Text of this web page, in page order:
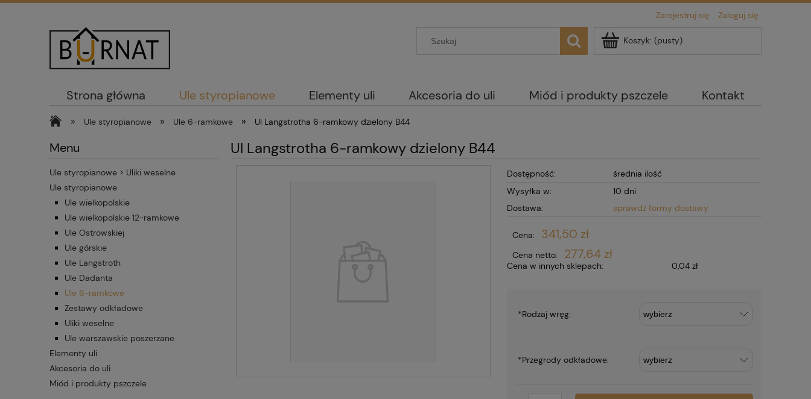
Zarejestruj się Zaloguj się
Koszyk: (pusty)
Strona główna Ule styropianowe Elementy uli Akcesoria do uli Miód i produkty pszczele Kontakt
» Ule styropianowe » Ule 6-ramkowe » Ul Langstrotha 6-ramkowy dzielony B44
Menu
Ule styropianowe > Uliki weselne
Ule styropianowe
Ule wielkopolskie
Ule wielkopolskie 12-ramkowe
Ule Ostrowskiej
Ule górskie
Ule Langstroth
Ule Dadanta
Ule 6-ramkowe
Zestawy odkładowe
Uliki weselne
Ule warszawskie poszerzane
Elementy uli
Akcesoria do uli
Miód i produkty pszczele
Ul Langstrotha 6-ramkowy dzielony B44
Dostępność:
średnia ilość
Wysyłka w:
10 dni
Dostawa:
sprawdź formy dostawy
Cena: 341,50 zł
Cena netto: 277,64 zł
Cena w innych sklepach: 0,04 zł
*Rodzaj wręg:
*Przegrody odkładowe: